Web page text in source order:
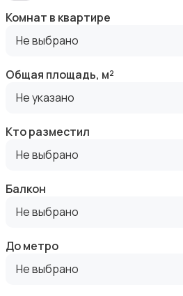
Аренда квартиры длительно
Аренда комнаты длительно
Комнат в квартире
Не выбрано
Общая площадь, м²
Не указано
Кто разместил
Не выбрано
Балкон
Не выбрано
До метро
Не выбрано